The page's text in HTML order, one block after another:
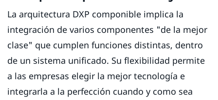
La arquitectura DXP componible implica la
integración de varios componentes "de la mejor
clase" que cumplen funciones distintas, dentro
de un sistema unificado. Su flexibilidad permite
a las empresas elegir la mejor tecnología e
integrarla a la perfección cuando y como sea